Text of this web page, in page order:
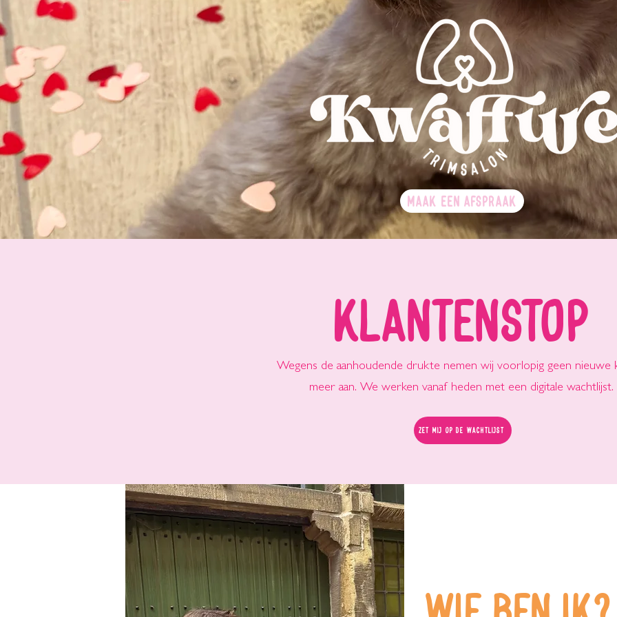
MAAK EEN AFSPRAAK
Klantenstop
Wegens de aanhoudende drukte nemen wij voorlopig geen nieuwe
meer aan. We werken vanaf heden met een digitale wachtlijst.
Zet mij op de wachtlijst